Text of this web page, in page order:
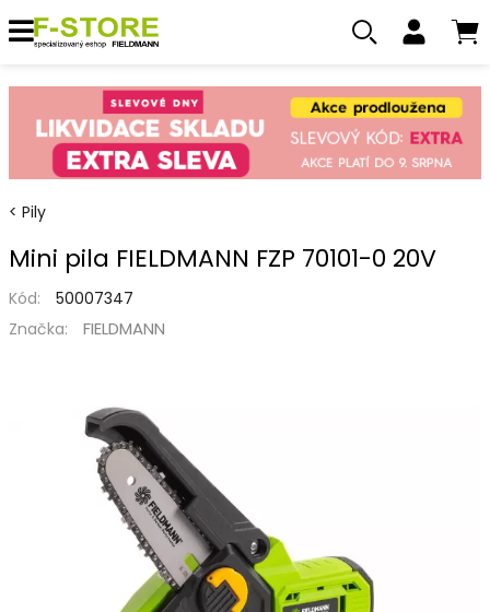
Pily
Mini pila FIELDMANN FZP 70101-0 20V
Kód:
50007347
Značka:
FIELDMANN